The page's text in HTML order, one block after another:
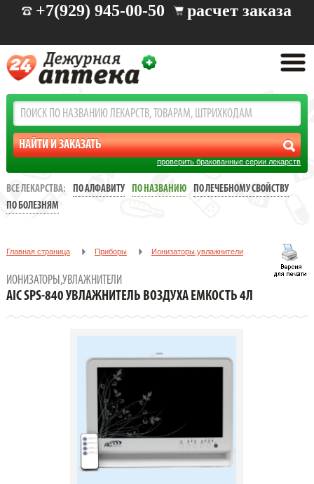
+7(929) 945-00-50 расчет заказа
проверить бракованные серии лекарств
ВСЕ ЛЕКАРСТВА: ПО АЛФАВИТУ ПО НАЗВАНИЮ
ПО ЛЕЧЕБНОМУ СВОЙСТВУ
ПО БОЛЕЗНЯМ
Главная страница Приборы Ионизаторы,увлажнители
ИОНИЗАТОРЫ,УВЛАЖНИТЕЛИ
AIC SPS-840 УВЛАЖНИТЕЛЬ ВОЗДУХА ЕМКОСТЬ 4Л